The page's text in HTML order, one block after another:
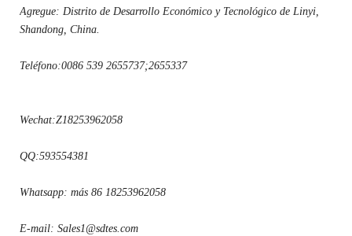
Agregue: Distrito de Desarrollo Económico y Tecnológico de Linyi,
Shandong, China.
Teléfono:0086 539 2655737;2655337
Wechat:Z18253962058
QQ:593554381
Whatsapp: más 86 18253962058
E-mail: Sales1@sdtes.com